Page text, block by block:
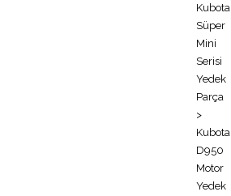
Kubota
Süper
Mini
Serisi
Yedek
Parça
>
Kubota
D950
Motor
Yedek